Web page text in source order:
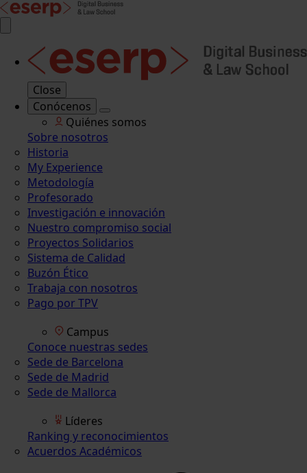
Close
Conócenos
Quiénes somos
Sobre nosotros
Historia
My Experience
Metodología
Profesorado
Investigación e innovación
Nuestro compromiso social
Proyectos Solidarios
Sistema de Calidad
Buzón Ético
Trabaja con nosotros
Pago por TPV
Campus
Conoce nuestras sedes
Sede de Barcelona
Sede de Madrid
Sede de Mallorca
Líderes
Ranking y reconocimientos
Acuerdos Académicos